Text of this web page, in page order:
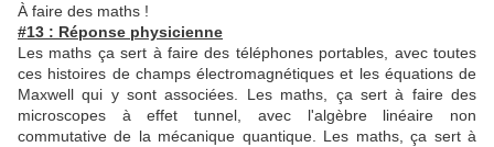
À faire des maths !
#13 : Réponse physicienne
Les maths ça sert à faire des téléphones portables, avec toutes
ces histoires de champs électromagnétiques et les équations de
Maxwell qui y sont associées. Les maths, ça sert à faire des
microscopes à effet tunnel, avec l'algèbre linéaire non
commutative de la mécanique quantique. Les maths, ça sert à